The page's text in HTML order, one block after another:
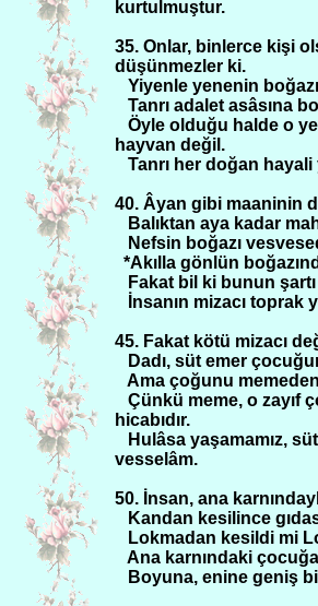
kurtulmuştur.
35. Onlar, binlerce kişi
düşünmezler ki.
Yiyenle yenenin
Tanrı adalet asâsına
Öyle olduğu halde o
hayvan değil.
Tanrı her doğan
40. Âyan gibi maaninin
Balıktan aya kadar
Nefsin boğazı
*Akılla gönlün
Fakat bil ki bunun
İnsanın mizacı toprak
45. Fakat kötü mizacı
Dadı, süt emer
Ama çoğunu
Çünkü meme, o zayıf
hicabıdır.
Hulâsa yaşamamız,
vesselâm.
50. İnsan, ana
Kandan kesilince
Lokmadan kesildi mi
Ana karnındaki
Boyuna, enine geniş